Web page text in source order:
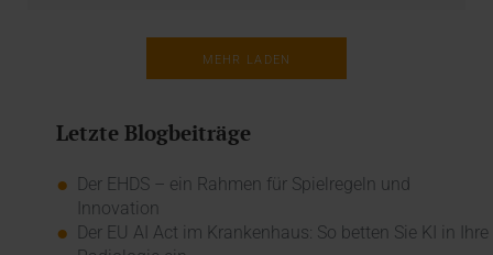
MEHR LADEN
Letzte Blogbeiträge
Der EHDS – ein Rahmen für Spielregeln und
Innovation
Der EU AI Act im Krankenhaus: So betten Sie KI in Ihre